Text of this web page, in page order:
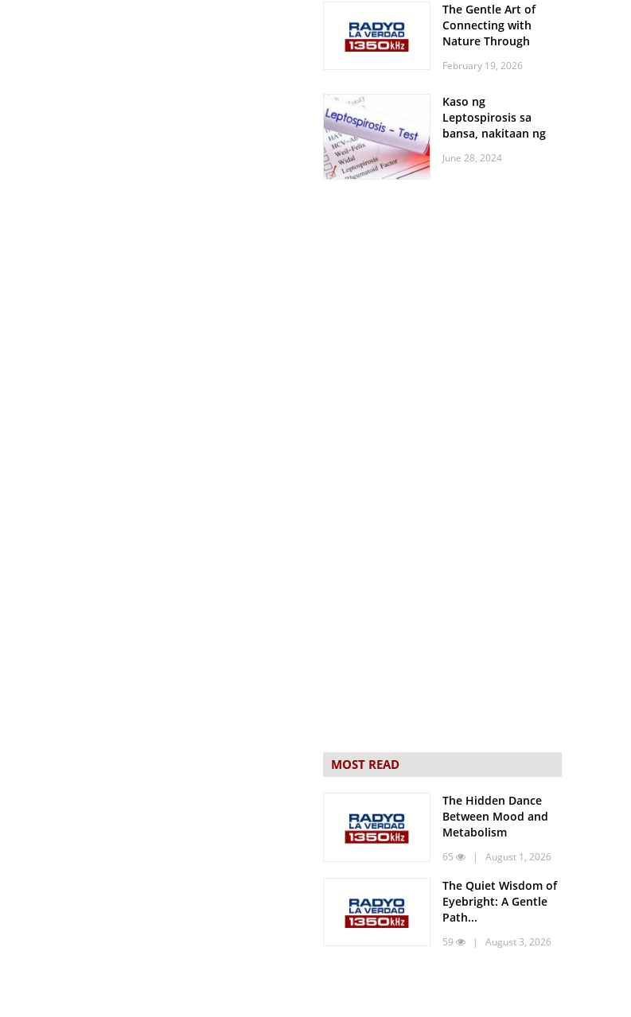
The Gentle Art of
Connecting with
Nature Through
Walks
February 19, 2026
Kaso ng
Leptospirosis sa
bansa, nakitaan ng
June 28, 2024
MOST READ
The Hidden Dance
Between Mood and
Metabolism
65 | August 1, 2026
The Quiet Wisdom of
Eyebright: A Gentle
Path...
59 | August 3, 2026